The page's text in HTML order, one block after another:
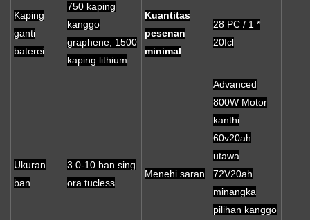
Kaping
ganti
baterei
750 kaping
kanggo
graphene, 1500
kaping lithium
Kuantitas
pesenan
minimal
28 PC / 1 *
20fcl
Ukuran
ban
3.0-10 ban sing
ora tucless
Menehi saran
Advanced
800W Motor
kanthi
60v20ah
utawa
72V20ah
minangka
pilihan kanggo